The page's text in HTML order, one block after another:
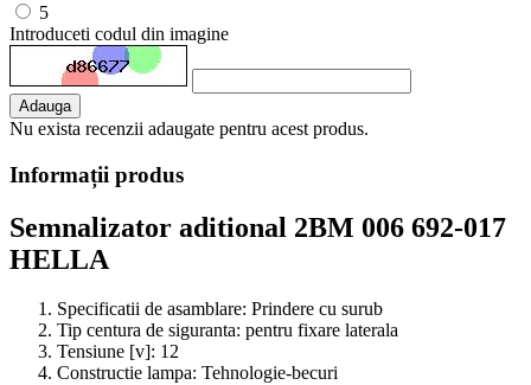
5
Introduceti codul din imagine
Adauga
Nu exista recenzii adaugate pentru acest produs.
Informații produs
Semnalizator aditional 2BM 006 692-017
HELLA
Specificatii de asamblare: Prindere cu surub
Tip centura de siguranta: pentru fixare laterala
Tensiune [v]: 12
Constructie lampa: Tehnologie-becuri